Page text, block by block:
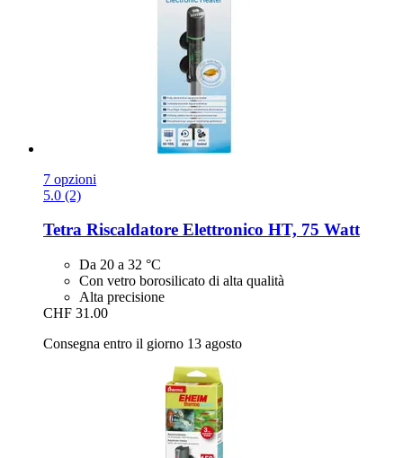
7 opzioni
5.0 (2)
Tetra Riscaldatore Elettronico HT, 75 Watt
Da 20 a 32 °C
Con vetro borosilicato di alta qualità
Alta precisione
CHF 31.00
Consegna entro il giorno 13 agosto